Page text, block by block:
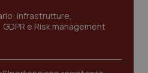
infrastrutture,
e Risk management
web non è in grado di
senza questi cookie.